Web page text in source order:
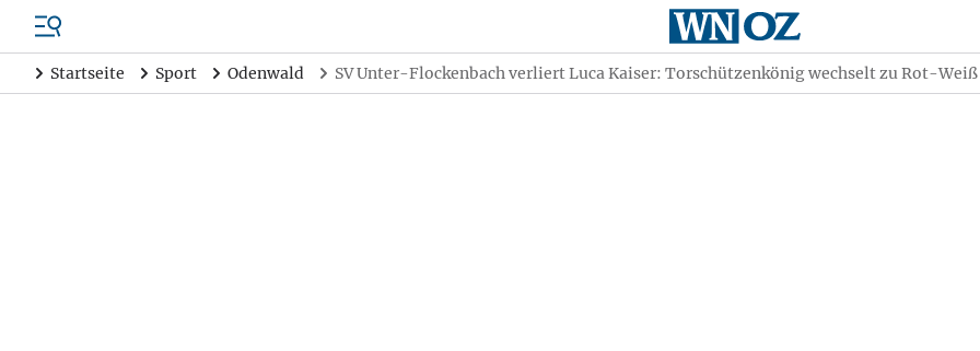
Startseite Sport Odenwald SV Unter-Flockenbach verliert Luca Kaiser: Torschützenkönig wechselt zu Rot-